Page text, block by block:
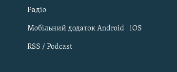
Радіо
Мобільний додаток Android | iOS
RSS / Podcast